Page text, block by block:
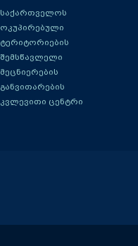
საქართველოს
ოკუპირებული
ტერიტორიების
შემსწავლელი
მეცნიერების
განვითარების
კვლევითი ცენტრი